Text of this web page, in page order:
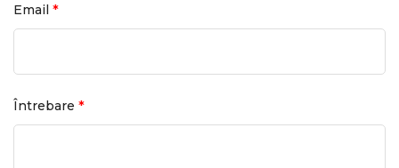
Email *
Întrebare *